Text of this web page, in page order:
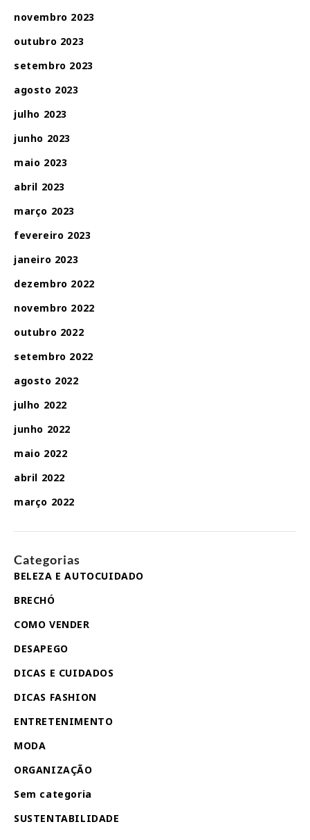
novembro 2023
outubro 2023
setembro 2023
agosto 2023
julho 2023
junho 2023
maio 2023
abril 2023
março 2023
fevereiro 2023
janeiro 2023
dezembro 2022
novembro 2022
outubro 2022
setembro 2022
agosto 2022
julho 2022
junho 2022
maio 2022
abril 2022
março 2022
Categorias
BELEZA E AUTOCUIDADO
BRECHÓ
COMO VENDER
DESAPEGO
DICAS E CUIDADOS
DICAS FASHION
ENTRETENIMENTO
MODA
ORGANIZAÇÃO
Sem categoria
SUSTENTABILIDADE